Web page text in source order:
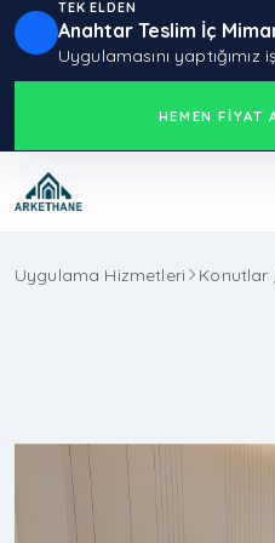
TEK ELDEN
Anahtar Teslim İç
Uygulamasını
HEMEN FIYAT
Uygulama Hizmetleri Konutlar